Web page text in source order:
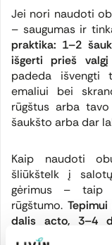
Jei nori naudoti
– saugumas ir
praktika: 1–2
išgerti prieš
padeda išvengti
emaliui bei
rūgštus arba
šaukšto arba dar
Kaip naudoti
šliūkštelk į
gėrimus – taip
rūgštumo.
dalis acto, 3–4
išbandyk ant